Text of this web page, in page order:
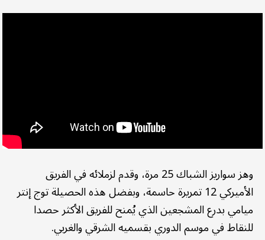
وهز سواريز الشباك 25 مرة، وقدم لزملائه في الفريق
الأميركي 12 تمريرة حاسمة، وبفضل هذه الحصيلة توج إنتر
ميامي بدرع المشجعين الذي يُمنح للفريق الأكثر حصدا
للنقاط في موسم الدوري بقسميه الشرقي والغربي.